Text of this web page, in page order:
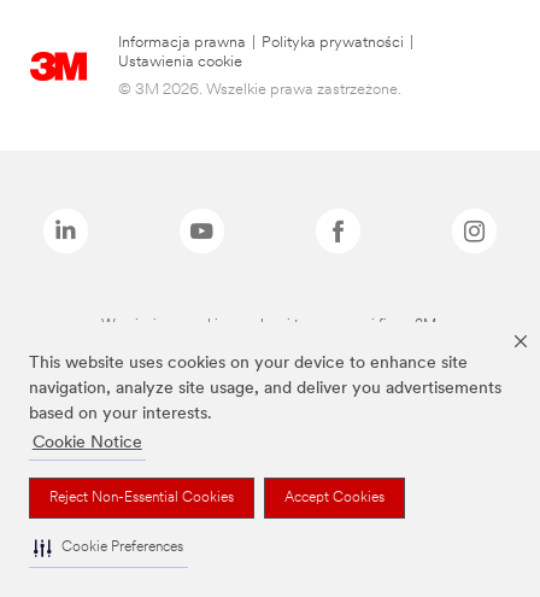
This website uses cookies on your device to enhance site
navigation, analyze site usage, and deliver you advertisements
based on your interests.
Cookie Notice
Reject Non-Essential Cookies Accept Cookies
Cookie Preferences
Informacja prawna Polityka prywatności
Ustawienia cookie
© 3M 2026. Wszelkie prawa zastrzeżone.
Wymienione marki są znakami towarowymi firmy 3M.